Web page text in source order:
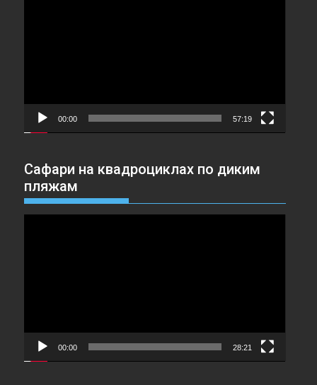
00:00 57:19
Сафари на квадроциклах по диким
пляжам
00:00 28:21